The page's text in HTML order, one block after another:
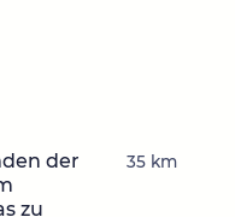
der
zu
35 km